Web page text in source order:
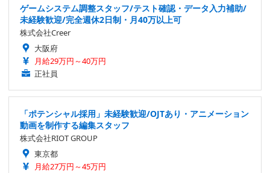
ゲームシステム調整スタッフ/テスト確認・データ入力補助/
未経験歓迎/完全週休2日制・月40万以上可
株式会社Creer
大阪府
月給29万円～40万円
正社員
「ポテンシャル採用」未経験歓迎/OJTあり・アニメーション
動画を制作する編集スタッフ
株式会社RIOT GROUP
東京都
月給27万円～45万円